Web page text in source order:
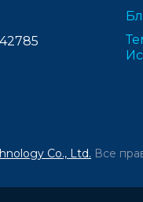
Co., Ltd. Все